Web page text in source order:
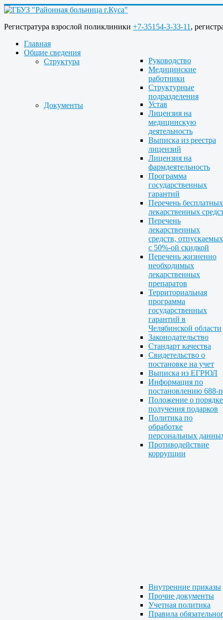
Регистратура взрослой поликлиники +7-35154-3-33-11 ,
Главная
Общие сведения
Структура
Руководство
Медицинские
работники
Структурные
подразделения
Документы
Устав
Лицензия на
медицинскую
деятельность
Выписка из реестра
лицензий
Лицензия на
фармдеятельность
Программа
государственных
гарантий
Перечень бесплатных
лекарственных
Перечень
лекарственных
средств, отпускаемых
с 50%-ой скидкой
Перечень жизненно
необходимых
лекарственных
препаратов
Территориальная
программа
государственных
гарантий в
Челябинской области
Законодательство
Стандарт качества
Свидетельство о
постановке на учет
Выписка из ЕГРЮЛ
Информация по
постановлению 688-п
Положение о порядке
получения подарков
Политика по
обработке
персональных
Противодействие
коррупции
Внутренние приказы
Прочие документы
Учетная политика
Правила